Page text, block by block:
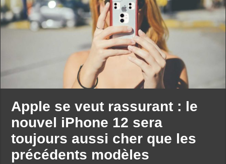
Apple se veut rassurant : le
nouvel iPhone 12 sera
toujours aussi cher que les
précédents modèles